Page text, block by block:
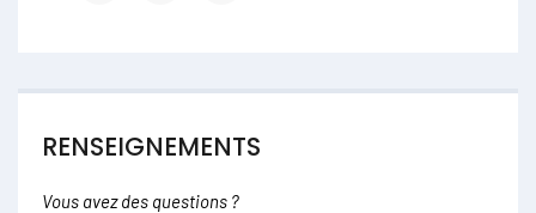
RENSEIGNEMENTS
Vous avez des questions ?